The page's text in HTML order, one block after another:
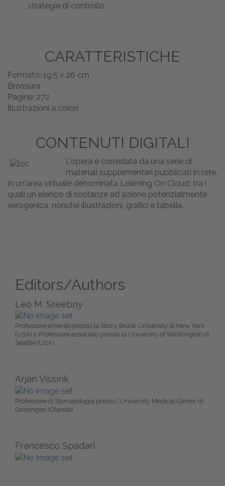
strategie di controllo
CARATTERISTICHE
Formato: 19,5 x 26 cm
Brossura
Pagine: 272
Illustrazioni a colori
CONTENUTI DIGITALI
L'opera è corredata da una serie di
materiali supplementari pubblicati in rete,
in un'area virtuale denominata Learning On Cloud, tra i
quali un elenco di sostanze ad azione potenzialmente
xerogenica, nonché illustrazioni, grafici e tabelle.
Editors/Authors
Leo M. Sreebny
Professore emerito presso la Stony Brook University di New York
(USA) e Professore associato presso la University of Washington di
Seattle (USA).
Arjan Vissink
Professore di Stomatologia presso l’University Medical Center di
Groningen (Olanda).
Francesco Spadari